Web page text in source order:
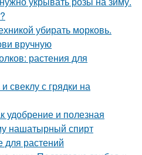
убирать морковь.
вручную
растения для
свеклу с грядки на
удобрение и полезная
нашатырный спирт
для растений